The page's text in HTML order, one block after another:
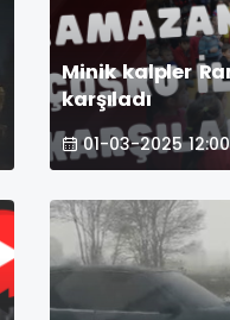
Minik kalpler
karşıladı
01-03-2025 12:00